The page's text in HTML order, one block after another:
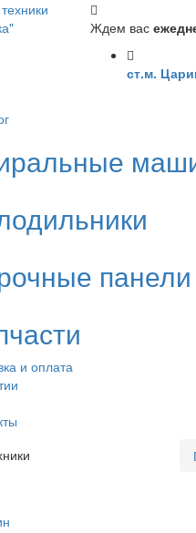
Ждем вас
ст.м.
панели
и оплата